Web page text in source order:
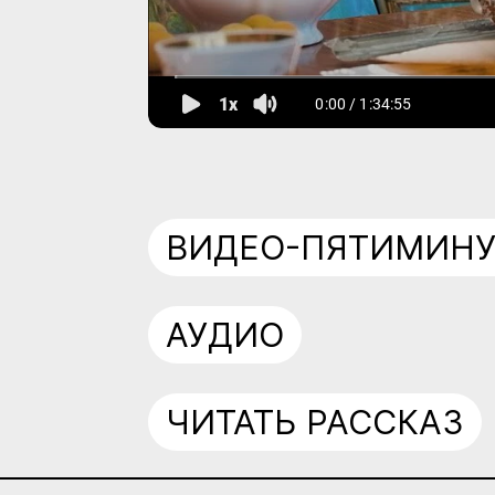
ВИДЕО-
АУДИО
ЧИТАТЬ РАССКАЗ